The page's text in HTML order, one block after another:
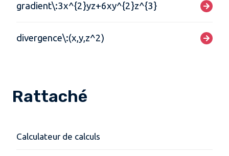
gradient\:3x^{2}yz+6xy^{2}z^{3}
divergence\:(x,y,z^2)
Rattaché
Calculateur de calculs